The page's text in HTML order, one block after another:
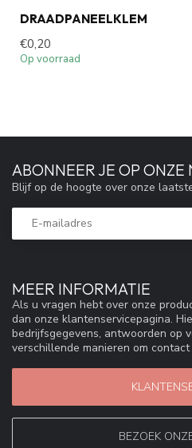
DRAADPANEELKLEM
€0,20
Op voorraad
MEER INFORMATIE
Als u vragen hebt over onze
dan onze klantenservicepagina.
bedrijfsgegevens, antwoorden op
verschillende manieren om
BEZOEK
ABONNEER JE OP ONZE
Blijf op de hoogte over onze